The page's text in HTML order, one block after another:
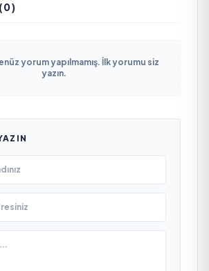
yorum yapılmamış. İlk yorumu siz
yazın.